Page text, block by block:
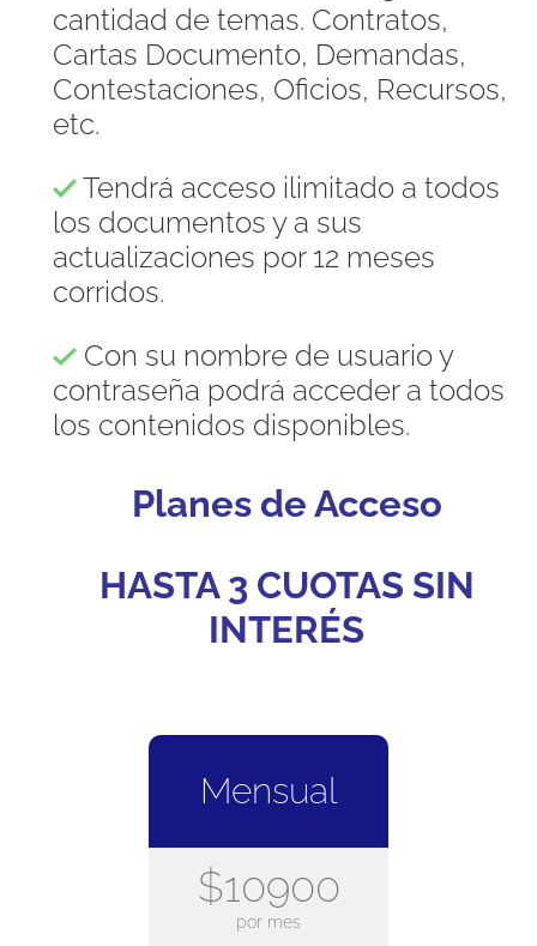
cantidad de temas. Contratos,
Cartas Documento, Demandas,
Contestaciones, Oficios, Recursos,
etc.
Tendrá acceso ilimitado a todos
los documentos y a sus
actualizaciones por 12 meses
corridos.
Con su nombre de usuario y
contraseña podrá acceder a todos
los contenidos disponibles.
Planes de Acceso
HASTA 3 CUOTAS SIN
INTERÉS
Mensual
$10900
por mes